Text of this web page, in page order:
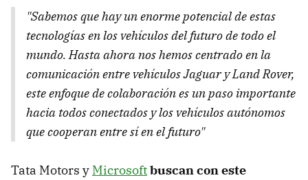
"Sabemos que hay un enorme potencial de estas
tecnologías en los vehículos del futuro de todo el
mundo. Hasta ahora nos hemos centrado en la
comunicación entre vehículos Jaguar y Land Rover,
este enfoque de colaboración es un paso importante
hacia todos conectados y los vehículos autónomos
que cooperan entre sí en el futuro"
Tata Motors y Microsoftbuscan con este